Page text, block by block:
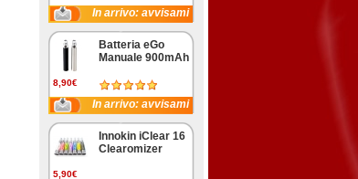
In arrivo: avvisami
8,90€
Batteria eGo
Manuale 900mAh
In arrivo: avvisami
5,90€
Innokin iClear 16
Clearomizer